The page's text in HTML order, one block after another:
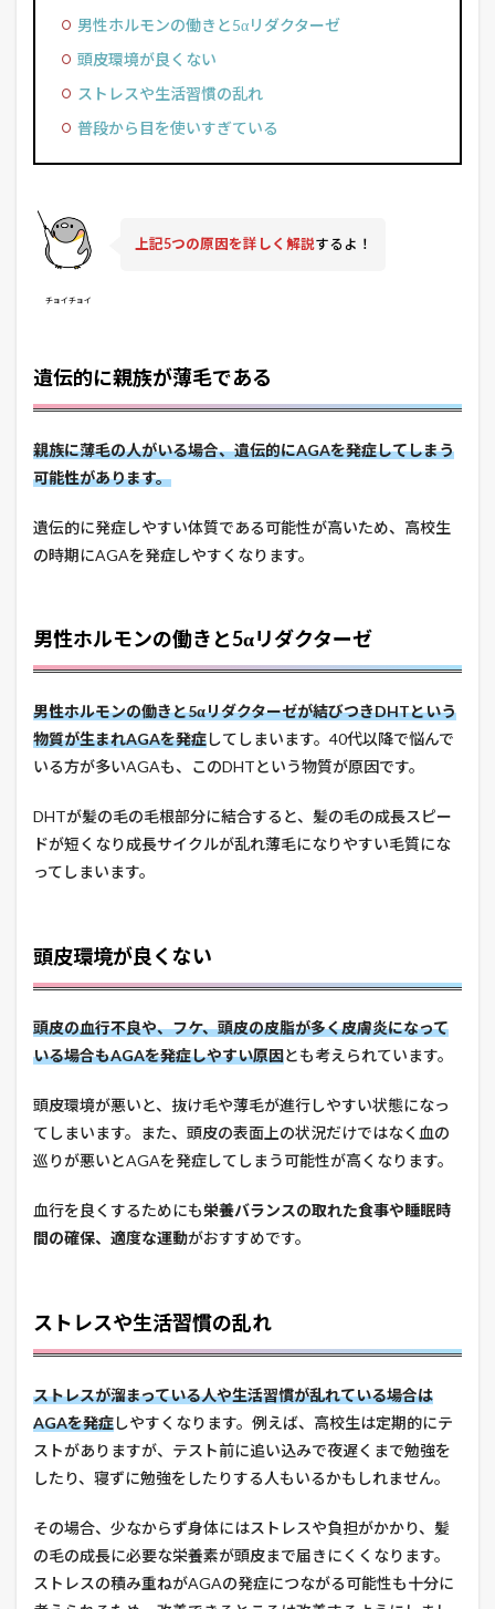
男性ホルモンの働きと5αリダクターゼ
頭皮環境が良くない
ストレスや生活習慣の乱れ
普段から目を使いすぎている
チョイチョイ
上記5つの原因を詳しく解説するよ！
遺伝的に親族が薄毛である
親族に薄毛の人がいる場合、遺伝的にAGAを発症してしまう
可能性があります。
遺伝的に発症しやすい体質である可能性が高いため、高校生
の時期にAGAを発症しやすくなります。
男性ホルモンの働きと5αリダクターゼ
男性ホルモンの働きと5αリダクターゼが結びつきDHTという
物質が生まれAGAを発症してしまいます。40代以降で悩んで
いる方が多いAGAも、このDHTという物質が原因です。
DHTが髪の毛の毛根部分に結合すると、髪の毛の成長スピー
ドが短くなり成長サイクルが乱れ薄毛になりやすい毛質にな
ってしまいます。
頭皮環境が良くない
頭皮の血行不良や、フケ、頭皮の皮脂が多く皮膚炎になって
いる場合もAGAを発症しやすい原因とも考えられています。
頭皮環境が悪いと、抜け毛や薄毛が進行しやすい状態になっ
てしまいます。また、頭皮の表面上の状況だけではなく血の
巡りが悪いとAGAを発症してしまう可能性が高くなります。
血行を良くするためにも栄養バランスの取れた食事や睡眠時
間の確保、適度な運動がおすすめです。
ストレスや生活習慣の乱れ
ストレスが溜まっている人や生活習慣が乱れている場合は
AGAを発症しやすくなります。例えば、高校生は定期的にテ
ストがありますが、テスト前に追い込みで夜遅くまで勉強を
したり、寝ずに勉強をしたりする人もいるかもしれません。
その場合、少なからず身体にはストレスや負担がかかり、髪
の毛の成長に必要な栄養素が頭皮まで届きにくくなります。
ストレスの積み重ねがAGAの発症につながる可能性も十分に